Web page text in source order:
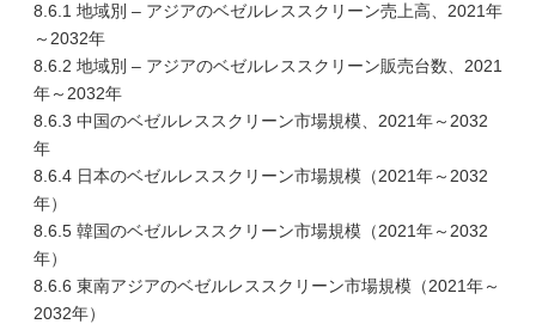
8.6.1 地域別 – アジアのベゼルレススクリーン売上高、2021年
～2032年
8.6.2 地域別 – アジアのベゼルレススクリーン販売台数、2021
年～2032年
8.6.3 中国のベゼルレススクリーン市場規模、2021年～2032
年
8.6.4 日本のベゼルレススクリーン市場規模（2021年～2032
年）
8.6.5 韓国のベゼルレススクリーン市場規模（2021年～2032
年）
8.6.6 東南アジアのベゼルレススクリーン市場規模（2021年～
2032年）